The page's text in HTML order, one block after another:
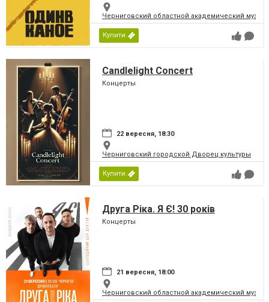
Черниговский областной академический
Купити
Candlelight Concert
Концерты
22 вересня, 18:30
Черниговский городской Дворец культуры
Купити
Друга Ріка. Я Є! 30 років
Концерты
21 вересня, 18:00
Черниговский областной академический